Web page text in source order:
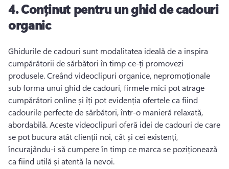
4.Conținut pentru un ghid de cadouri
organic
Ghidurile de cadouri sunt modalitatea ideală de a inspira
cumpărătorii de sărbători în timp ce-ți promovezi
produsele. Creând videoclipuri organice, nepromoționale
sub forma unui ghid de cadouri, firmele mici pot atrage
cumpărători online și îți pot evidenția ofertele ca fiind
cadourile perfecte de sărbători, într-o manieră relaxată,
abordabilă. Aceste videoclipuri oferă idei de cadouri de care
se pot bucura atât clienții noi, cât și cei existenți,
încurajându-i să cumpere în timp ce marca se poziționează
ca fiind utilă și atentă la nevoi.